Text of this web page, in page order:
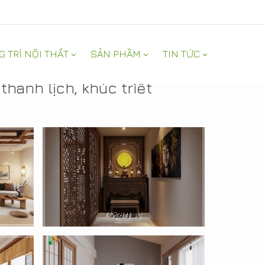
TRÍ NỘI THẤT SẢN PHẦM TIN TỨC
lịch, khúc triết